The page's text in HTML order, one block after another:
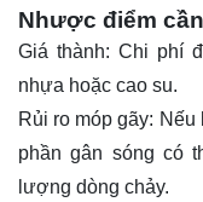
Nhược điểm
Giá thành: Chi phí
nhựa hoặc cao su.
Rủi ro móp gãy:
phần gân sóng có
lượng dòng chảy.